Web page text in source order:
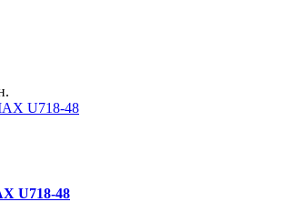
U718-48